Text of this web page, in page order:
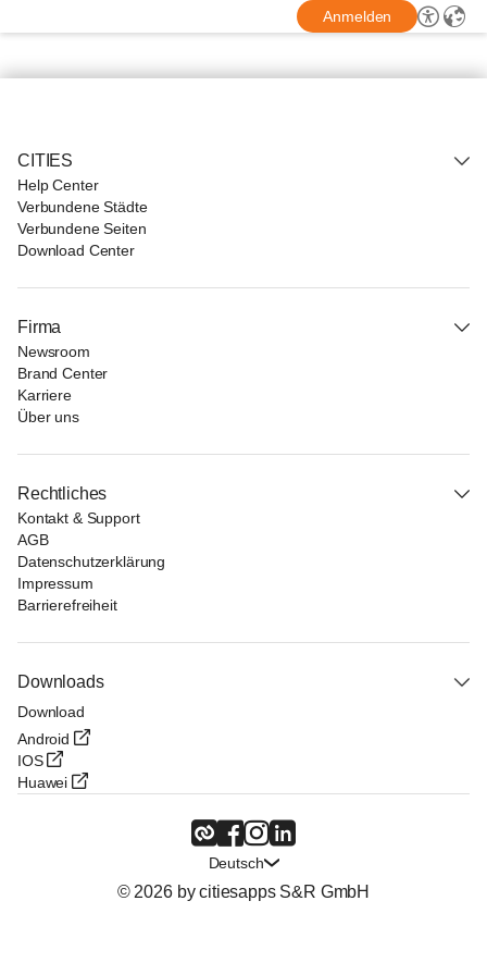
Anmelden
CITIES
Help Center
Verbundene Städte
Verbundene Seiten
Download Center
Firma
Newsroom
Brand Center
Karriere
Über uns
Rechtliches
Kontakt & Support
AGB
Datenschutzerklärung
Impressum
Barrierefreiheit
Downloads
Download
Android
IOS
Huawei
Deutsch
© 2026 by citiesapps S&R GmbH